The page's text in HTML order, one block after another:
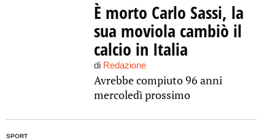
È morto Carlo Sassi, la
sua moviola cambiò il
calcio in Italia
di Redazione
Avrebbe compiuto 96 anni
mercoledì prossimo
SPORT